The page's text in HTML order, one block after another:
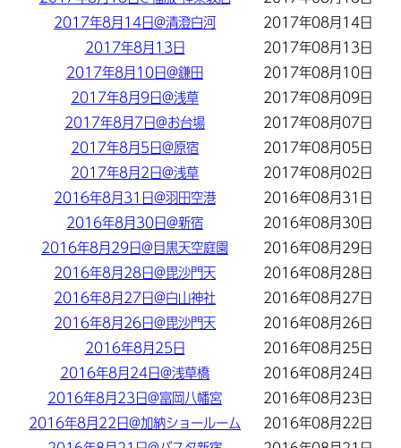
2017年8月14日@清澄白河
2017年08月14日
2017年8月13日
2017年08月13日
2017年8月10日@鎌田
2017年08月10日
2017年8月9日@浅草
2017年08月09日
2017年8月7日@お台場
2017年08月07日
2017年8月5日@原宿
2017年08月05日
2017年8月2日@浅草
2017年08月02日
2016年8月31日@羽田空港
2016年08月31日
2016年8月30日@新宿
2016年08月30日
2016年8月29日@目黒天空庭園
2016年08月29日
2016年8月28日@毘沙門天
2016年08月28日
2016年8月27日@白山神社
2016年08月27日
2016年8月26日@毘沙門天
2016年08月26日
2016年8月25日
2016年08月25日
2016年8月24日@浅草橋
2016年08月24日
2016年8月23日@富岡八幡宮
2016年08月23日
2016年8月22日@加納ショールーム
2016年08月22日